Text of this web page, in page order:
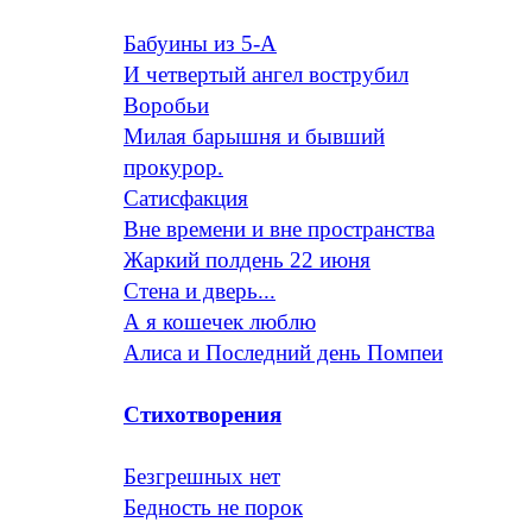
Бабуины из 5-А
И четвертый ангел вострубил
Воробьи
Милая барышня и бывший
прокурор.
Сатисфакция
Вне времени и вне пространства
Жаркий полдень 22 июня
Стена и дверь...
А я кошечек люблю
Алиса и Последний день Помпеи
Стихотворения
Безгрешных нет
Бедность не порок